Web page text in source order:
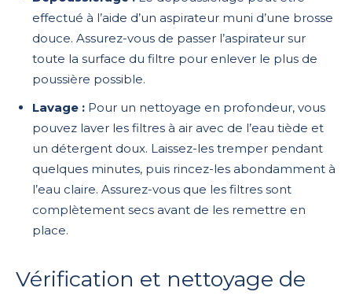
effectué à l’aide d’un aspirateur muni d’une brosse
douce. Assurez-vous de passer l’aspirateur sur
toute la surface du filtre pour enlever le plus de
poussière possible.
Lavage : Pour un nettoyage en profondeur, vous
pouvez laver les filtres à air avec de l’eau tiède et
un détergent doux. Laissez-les tremper pendant
quelques minutes, puis rincez-les abondamment à
l’eau claire. Assurez-vous que les filtres sont
complètement secs avant de les remettre en
place.
Vérification et nettoyage de